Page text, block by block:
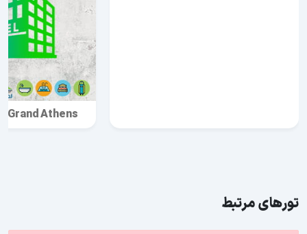
Grand Athens
تورهای مرتبط